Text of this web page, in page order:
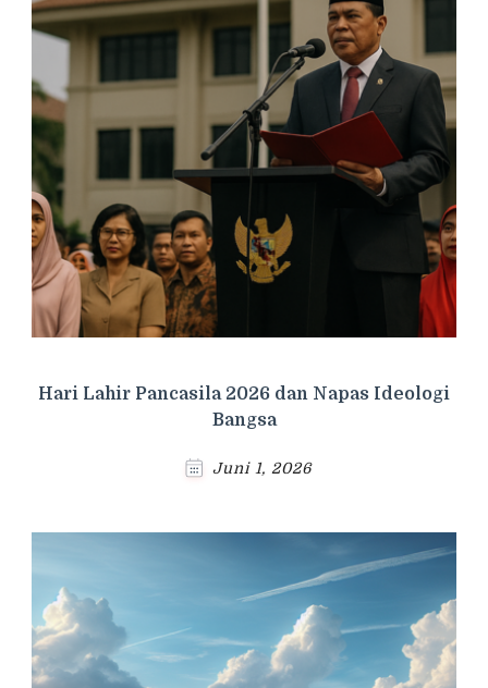
Hari Lahir Pancasila 2026 dan Napas Ideologi
Bangsa
Juni 1, 2026